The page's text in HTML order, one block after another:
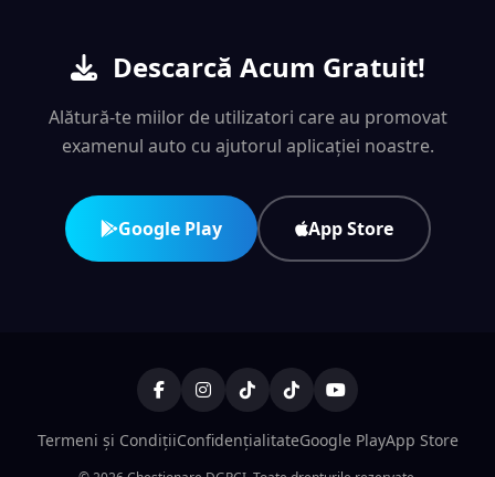
Descarcă Acum Gratuit!
Alătură-te miilor de utilizatori care au promovat
examenul auto cu ajutorul aplicației noastre.
Google Play App Store
Termeni și CondițiiConfidențialitateGoogle PlayApp Store